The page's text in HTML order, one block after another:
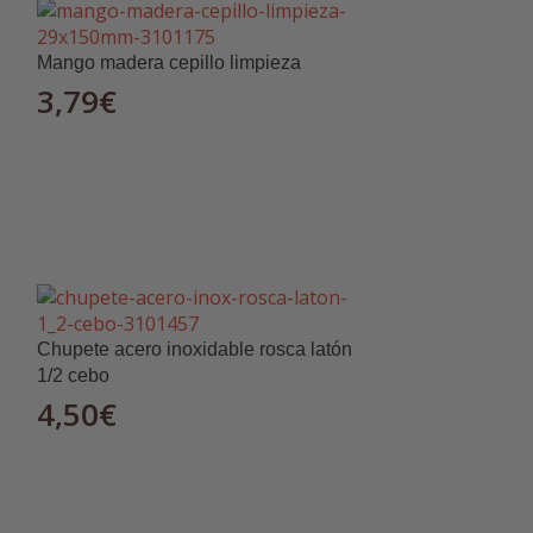
entorno de trabajo organizado y
tu trabajo diario.
Mango madera cepillo limpieza
3,79€
Chupete acero inoxidable rosca latón
1/2 cebo
4,50€